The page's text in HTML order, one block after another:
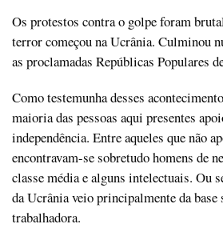
Os protestos contra o golpe foram
terror começou na Ucrânia. Culminou
as proclamadas Repúblicas Populares
Como testemunha desses
maioria das pessoas aqui presentes
independência. Entre aqueles que não
encontravam-se sobretudo homens de
classe média e alguns intelectuais. Ou
da Ucrânia veio principalmente da base
trabalhadora.